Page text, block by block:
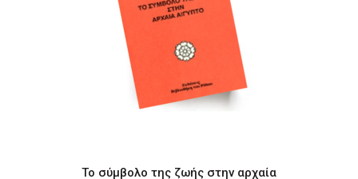
Το σύμβολο της ζωής στην αρχαία